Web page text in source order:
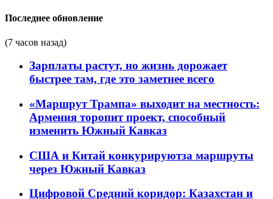
Последнее обновление
(7 часов назад)
Зарплаты растут, но жизнь дорожает
быстрее там, где это заметнее всего
«Маршрут Трампа» выходит на местность:
Армения торопит проект, способный
изменить Южный Кавказ
США и Китай конкурируютза маршруты
через Южный Кавказ
Цифровой Средний коридор: Казахстан и